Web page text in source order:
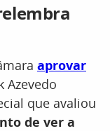
aprovar
Azevedo
que avaliou
de ver a